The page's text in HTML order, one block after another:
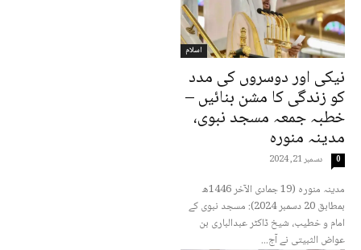
اسلام
نیکی اور دوسروں کی مدد
کو زندگی کا مشن بنائیں –
خطبہ جمعہ مسجد نبوی،
مدینہ منورہ
دسمبر 21, 2024 0
مدینہ منورہ (19 جمادی الآخر 1446ھ
بمطابق 20 دسمبر 2024): مسجد نبوی کے
امام و خطیب، شیخ ڈاکٹر عبدالباری بن
عواض الثبیتی نے آج...